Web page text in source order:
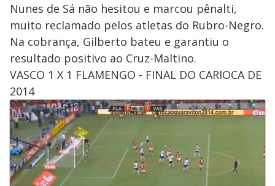
Nunes de Sá não hesitou e marcou pênalti,
muito reclamado pelos atletas do Rubro-Negro.
Na cobrança, Gilberto bateu e garantiu o
resultado positivo ao Cruz-Maltino.
VASCO 1 X 1 FLAMENGO - FINAL DO CARIOCA DE
2014